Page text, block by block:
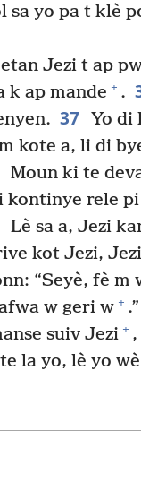
sa yo pa t klè
Jezi t ap
k ap mande + .
37 Yo di
kote a, li di
Moun ki te
kontinye rele
Lè sa a, Jezi
kot Jezi,
“Seyè, fè m
w geri w + .”
suiv Jezi +
la yo, lè yo